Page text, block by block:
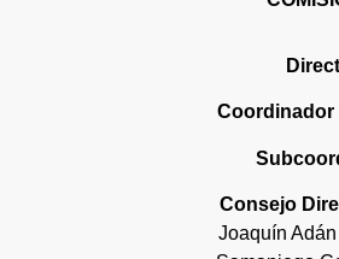
Consejo
Joaquín